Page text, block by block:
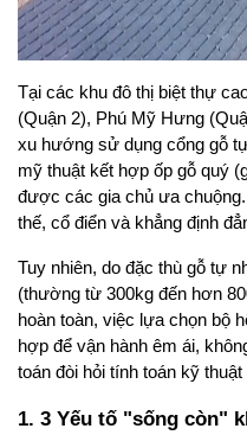
Tại các khu đô thị biệt thự
(Quận 2), Phú Mỹ Hưng
xu hướng sử dụng cổng gỗ
mỹ thuật kết hợp ốp gỗ quý
được các gia chủ ưa
thế, cổ điển và khẳng định
Tuy nhiên, do đặc thù gỗ tự
(thường từ 300kg đến hơn
hoàn toàn, việc lựa chọn bộ
hợp để vận hành êm ái,
toán đòi hỏi tính toán kỹ
1. 3 Yếu tố "sống còn"